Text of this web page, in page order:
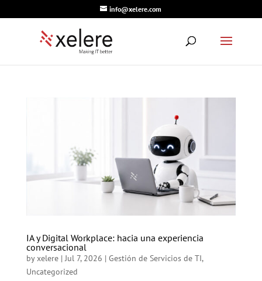
info@xelere.com
IA y Digital Workplace: hacia una experiencia
conversacional
by xelere| Jul 7, 2026 | Gestión de Servicios de TI,
Uncategorized